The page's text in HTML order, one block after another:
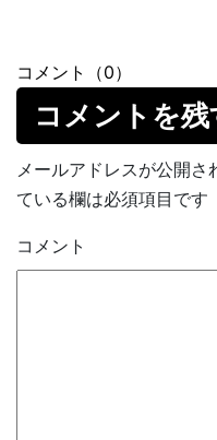
コメント（0）
コメントを残
メールアドレスが公開さ
ている欄は必須項目です
コメント